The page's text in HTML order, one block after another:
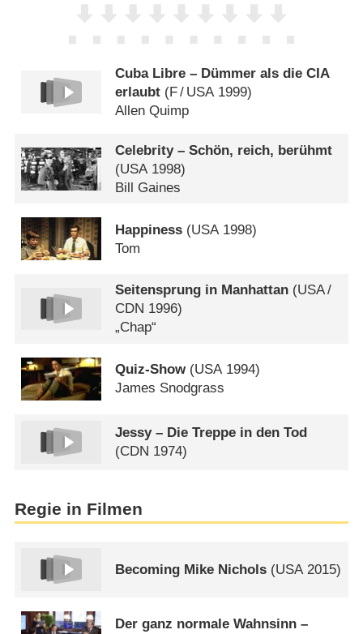
Cuba Libre – Dümmer als die CIA
erlaubt (F/ USA1999)
Allen Quimp
Celebrity – Schön, reich, berühmt
(USA 1998)
Bill Gaines
Happiness (USA 1998)
Tom
Seitensprung in Manhattan (USA/
CDN 1996)
„Chap“
Quiz-Show(USA1994)
James Snodgrass
Jessy – Die Treppe in den Tod
(CDN 1974)
Regie in Filmen
Becoming Mike Nichols (USA2015)
Der ganz normale Wahnsinn –